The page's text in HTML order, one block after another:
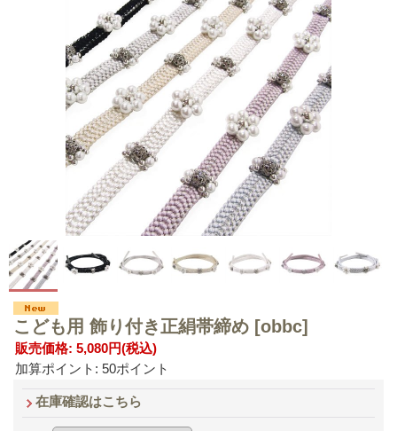
こども用 飾り付き正絹帯締め [obbc]
販売価格: 5,080円(税込)
加算ポイント: 50ポイント
在庫確認はこちら